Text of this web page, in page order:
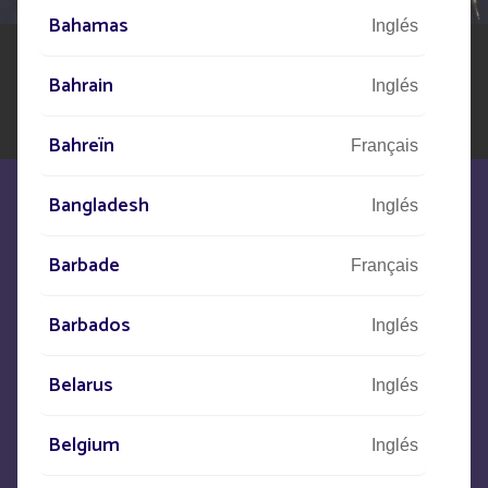
Estamos a su disposición para
satisfacer sus necesidades
Bahamas Inglés
Bahrain Inglés
Bahreïn Français
Bangladesh Inglés
Barbade Français
Barbados Inglés
Belarus Inglés
Belgium Inglés